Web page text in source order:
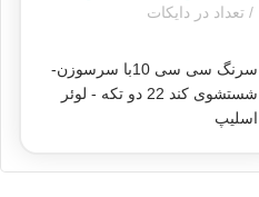
تعداد در دایکات
سرنگ سی سی 10با سرسوزن-
شستشوی کند 22 دو تکه - لوئر
اسلیپ